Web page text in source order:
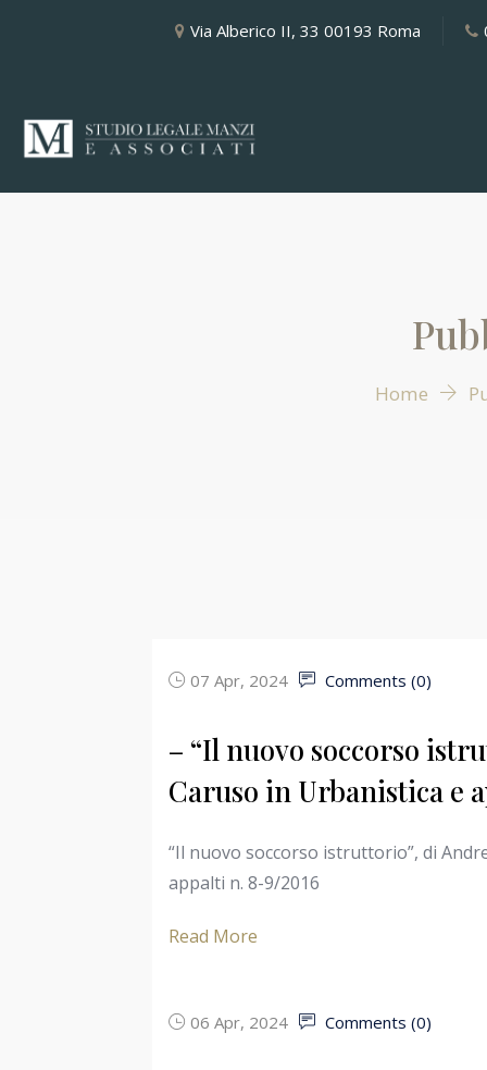
Via Alberico II, 33 00193 Roma
Home
07 Apr, 2024 Comments (0)
– “Il nuovo soccorso
Caruso in Urbanistica e
“Il nuovo soccorso istruttorio”, di
appalti n. 8-9/2016
Read More
06 Apr, 2024 Comments (0)